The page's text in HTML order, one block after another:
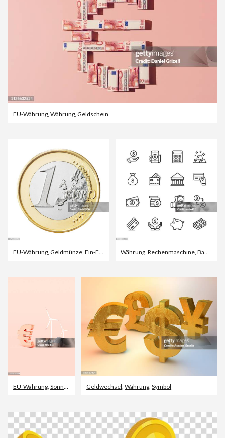
EU-Währung, Währung, Geldschein
EU-Währung, Geldmünze, Ein-Euro-Münze Währung, Rechenmaschine, Bankkarte
EU-Währung Sonnenkollektor ,Erneuerbarkeit
Geldwechsel ,Währung ,Symbol